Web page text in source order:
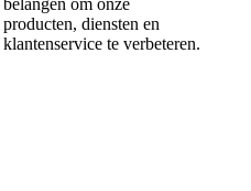
belangen om onze
producten, diensten en
klantenservice te verbeteren.